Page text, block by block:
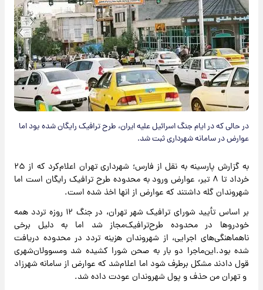
در حالی که در ایام‌ جنگ‌ اسرائیل علیه ایران، طرح‌ ترافیک رایگان شده بود اما
عوارض در سامانه شهرداری ثبت شد.
به گزارش پارسینه به نقل از فارس؛ شهرداری تهران اعلام‌کرد که از ۲۵
خرداد تا ۸ تیر، عوارض ورود به محدوده طرح ترافیک رایگان است اما
شهروندان گله داشتند که عوارض از انها اخذ شده است.
بر اساس تأیید شورای ترافیک شهر تهران، در جنگ ۱۲ روزه تردد همه
خودروها در محدوده طرح‌ترافیک‌مجاز شد اما به دلیل برخی
ناهماهنگی‌های اجرایی، از شهروندان هزینه تردد در محدوده دریافت
شده بود.این‌ماجرا دو بار به صحن شورا کشیده شد و‌مسوولان‌شهری
قول دادند مشکل برطرف شود اما اعلام‌شد که عوارض از سامانه شهرزاد
‌ و تهران من حذف ‌و پول شهروندان‌ عودت داده شد.